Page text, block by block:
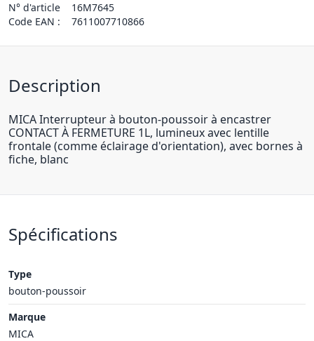
N° d'article
16M7645
Code EAN :
7611007710866
Description
MICA Interrupteur à bouton-poussoir à encastrer
CONTACT À FERMETURE 1L, lumineux avec lentille
frontale (comme éclairage d'orientation), avec bornes à
fiche, blanc
Spécifications
Type
bouton-poussoir
Marque
MICA